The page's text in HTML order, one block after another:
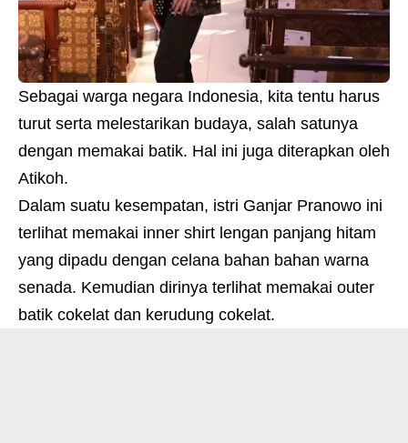
Sebagai warga negara Indonesia, kita tentu harus
turut serta melestarikan budaya, salah satunya
dengan memakai batik. Hal ini juga diterapkan oleh
Atikoh.
Dalam suatu kesempatan, istri Ganjar Pranowo ini
terlihat memakai inner shirt lengan panjang hitam
yang dipadu dengan celana bahan bahan warna
senada. Kemudian dirinya terlihat memakai outer
batik cokelat dan kerudung cokelat.